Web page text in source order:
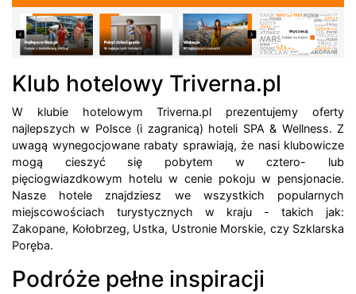
Klub hotelowy Triverna.pl
W klubie hotelowym Triverna.pl prezentujemy oferty
najlepszych w Polsce (i zagranicą) hoteli SPA & Wellness. Z
uwagą wynegocjowane rabaty sprawiają, że nasi klubowicze
mogą cieszyć się pobytem w cztero- lub
pięciogwiazdkowym hotelu w cenie pokoju w pensjonacie.
Nasze hotele znajdziesz we wszystkich popularnych
miejscowościach turystycznych w kraju - takich jak:
Zakopane, Kołobrzeg, Ustka, Ustronie Morskie, czy Szklarska
Poręba.
Podróże pełne inspiracji